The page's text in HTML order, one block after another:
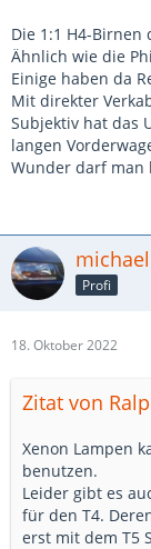
Die 1:1 H4-
Ähnlich wie die
Einige haben da
Mit direkter
Subjektiv hat das
langen
Wunder darf
Profi
18. Oktober 2022
Zitat von
Xenon Lampen
benutzen.
Leider gibt es
für den T4.
erst mit dem T5